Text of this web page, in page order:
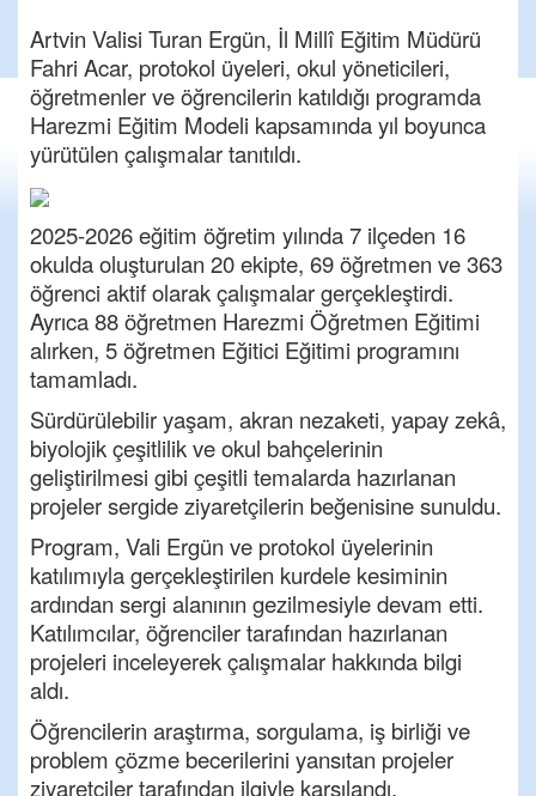
Artvin Valisi Turan Ergün, İl Millî Eğitim Müdürü
Fahri Acar, protokol üyeleri, okul yöneticileri,
öğretmenler ve öğrencilerin katıldığı programda
Harezmi Eğitim Modeli kapsamında yıl boyunca
yürütülen çalışmalar tanıtıldı.
2025-2026 eğitim öğretim yılında 7 ilçeden 16
okulda oluşturulan 20 ekipte, 69 öğretmen ve 363
öğrenci aktif olarak çalışmalar gerçekleştirdi.
Ayrıca 88 öğretmen Harezmi Öğretmen Eğitimi
alırken, 5 öğretmen Eğitici Eğitimi programını
tamamladı.
Sürdürülebilir yaşam, akran nezaketi, yapay zekâ,
biyolojik çeşitlilik ve okul bahçelerinin
geliştirilmesi gibi çeşitli temalarda hazırlanan
projeler sergide ziyaretçilerin beğenisine sunuldu.
Program, Vali Ergün ve protokol üyelerinin
katılımıyla gerçekleştirilen kurdele kesiminin
ardından sergi alanının gezilmesiyle devam etti.
Katılımcılar, öğrenciler tarafından hazırlanan
projeleri inceleyerek çalışmalar hakkında bilgi
aldı.
Öğrencilerin araştırma, sorgulama, iş birliği ve
problem çözme becerilerini yansıtan projeler
ziyaretçiler tarafından ilgiyle karşılandı.